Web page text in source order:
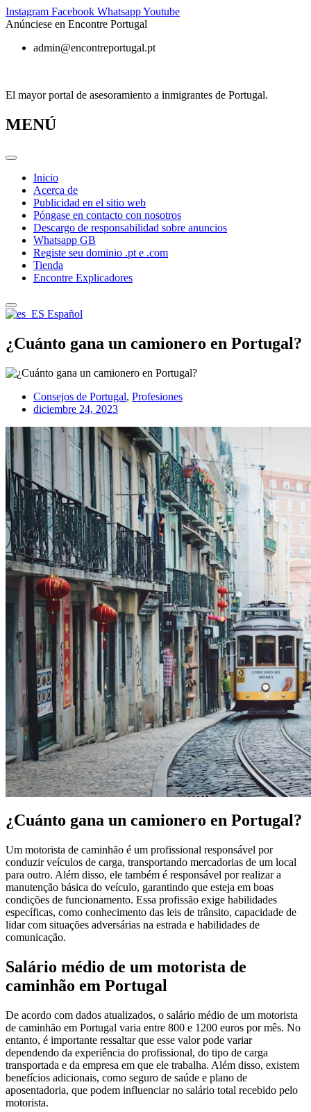
Ir
al
Instagram Facebook WhatsappYoutube
Anúnciese en Encontre Portugal
admin@encontreportugal.pt
El mayor portal de asesoramiento a inmigrantes de Portugal.
MENÚ
Inicio
Acerca de
Publicidad en el sitio web
Póngase en contacto con nosotros
Descargo de responsabilidad sobre anuncios
Whatsapp GB
Registe seu dominio .pt e .com
Tienda
Encontre Explicadores
Español
¿Cuánto gana un camionero en Portugal?
Consejos de Portugal, Profesiones
diciembre 24, 2023
¿Cuánto gana un camionero en Portugal?
Um motorista de caminhão é um profissional responsável por
conduzir veículos de carga, transportando mercadorias de um local
para outro. Além disso, ele também é responsável por realizar a
manutenção básica do veículo, garantindo que esteja em boas
condições de funcionamento. Essa profissão exige habilidades
específicas, como conhecimento das leis de trânsito, capacidade de
lidar com situações adversárias na estrada e habilidades de
comunicação.
Salário médio de um motorista de
caminhão em Portugal
De acordo com dados atualizados, o salário médio de um motorista
de caminhão em Portugal varia entre 800 e 1200 euros por mês. No
entanto, é importante ressaltar que esse valor pode variar
dependendo da experiência do profissional, do tipo de carga
transportada e da empresa em que ele trabalha. Além disso, existem
benefícios adicionais, como seguro de saúde e plano de
aposentadoria, que podem influenciar no salário total recebido pelo
motorista.